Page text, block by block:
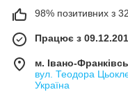
98% позитивних з
Працює з
м. Івано-
вул. Теодора
Україна